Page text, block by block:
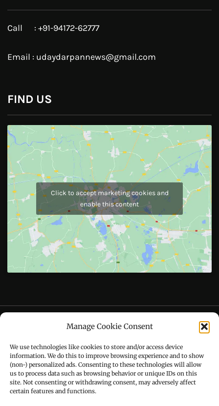
Manage Cookie Consent
We use technologies like cookies to store and/or access device
information. We do this to improve browsing experience and to show
(non-) personalized ads. Consenting to these technologies will allow
us to process data such as browsing behavior or unique IDs on this
site. Not consenting or withdrawing consent, may adversely affect
certain features and functions.
Instagram
JOIN US
Like Us On
Follow Us On
Call : +91-94172-62777
Email : udaydarpannews@gmail.com